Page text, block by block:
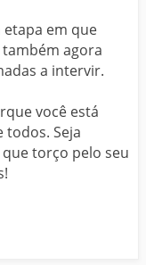
etapa em que
agora
a intervir.
você está
Seja
torço pelo seu